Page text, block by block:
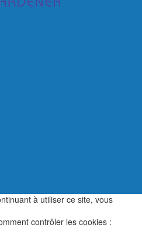
à utiliser ce site, vous
contrôler les cookies :